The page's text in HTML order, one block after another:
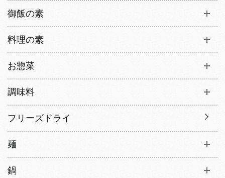
御飯の素
料理の素
お惣菜
調味料
フリーズドライ
麺
鍋